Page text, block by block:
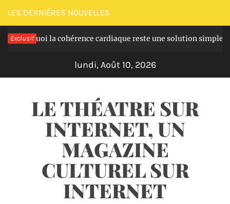
Passer
au
contenu
LES DERNIÈRES NOUVELLES
Exclusif
la cohérence cardiaque reste une solution simple à intégrer
lundi, Août 10, 2026
LE THÉATRE SUR
INTERNET, UN
MAGAZINE
CULTUREL SUR
INTERNET